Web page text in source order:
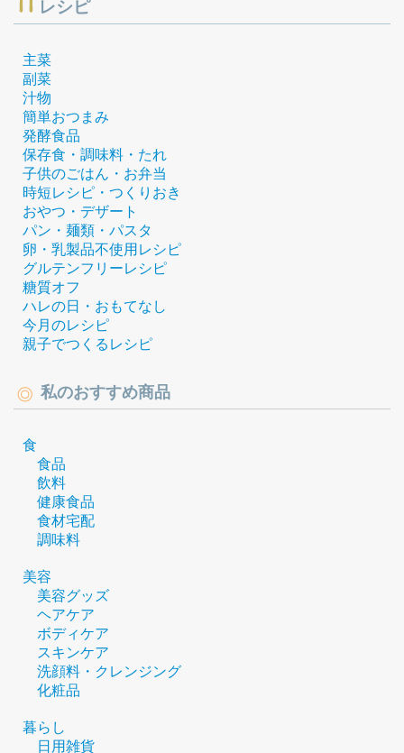
レシピ
主菜
副菜
汁物
簡単おつまみ
発酵食品
保存食・調味料・たれ
子供のごはん・お弁当
時短レシピ・つくりおき
おやつ・デザート
パン・麺類・パスタ
卵・乳製品不使用レシピ
グルテンフリーレシピ
糖質オフ
ハレの日・おもてなし
今月のレシピ
親子でつくるレシピ
私のおすすめ商品
食
食品
飲料
健康食品
食材宅配
調味料
美容
美容グッズ
ヘアケア
ボディケア
スキンケア
洗顔料・クレンジング
化粧品
暮らし
日用雑貨